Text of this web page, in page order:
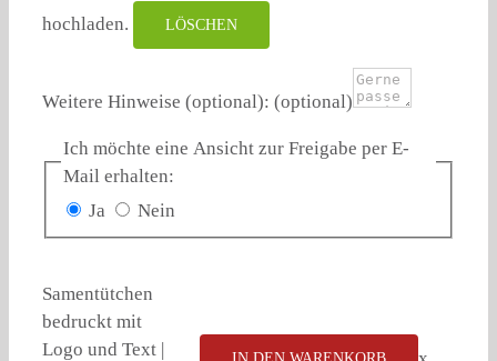
hochladen.
LÖSCHEN
Weitere Hinweise (optional): (optional)
Ich möchte eine Ansicht zur Freigabe per E-
Mail erhalten:
Ja
Nein
Samentütchen
bedruckt mit
Logo und Text |